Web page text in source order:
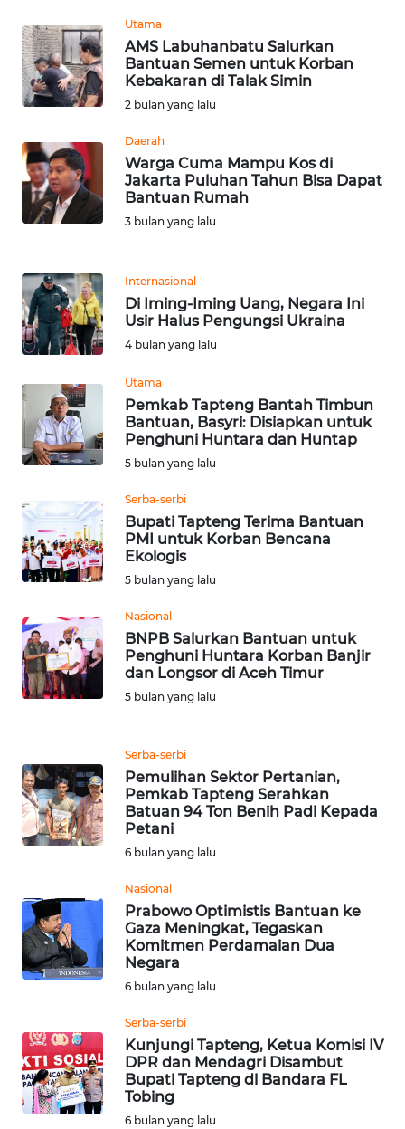
Utama
AMS Labuhanbatu Salurkan
Bantuan Semen untuk Korban
Kebakaran di Talak Simin
2 bulan yang lalu
Daerah
Warga Cuma Mampu Kos di
Jakarta Puluhan Tahun Bisa Dapat
Bantuan Rumah
3 bulan yang lalu
Internasional
Di Iming-Iming Uang, Negara Ini
Usir Halus Pengungsi Ukraina
4 bulan yang lalu
Utama
Pemkab Tapteng Bantah Timbun
Bantuan, Basyri: Disiapkan untuk
Penghuni Huntara dan Huntap
5 bulan yang lalu
Serba-serbi
Bupati Tapteng Terima Bantuan
PMI untuk Korban Bencana
Ekologis
5 bulan yang lalu
Nasional
BNPB Salurkan Bantuan untuk
Penghuni Huntara Korban Banjir
dan Longsor di Aceh Timur
5 bulan yang lalu
Serba-serbi
Pemulihan Sektor Pertanian,
Pemkab Tapteng Serahkan
Batuan 94 Ton Benih Padi Kepada
Petani
6 bulan yang lalu
Nasional
Prabowo Optimistis Bantuan ke
Gaza Meningkat, Tegaskan
Komitmen Perdamaian Dua
Negara
6 bulan yang lalu
Serba-serbi
Kunjungi Tapteng, Ketua Komisi IV
DPR dan Mendagri Disambut
Bupati Tapteng di Bandara FL
Tobing
6 bulan yang lalu
INFO
IKLAN
TENTANG
PEDOMAN
MEDIA
SIBER
KARIR
DISCLAIMER
Wahana
News
Regional
SUMUT
WN
JAKARTA
WN
JABAR
WN
BANTEN
NTT
WN
KEPRI
PAPUA
WN
PAPUA
WN
RIAU
WN